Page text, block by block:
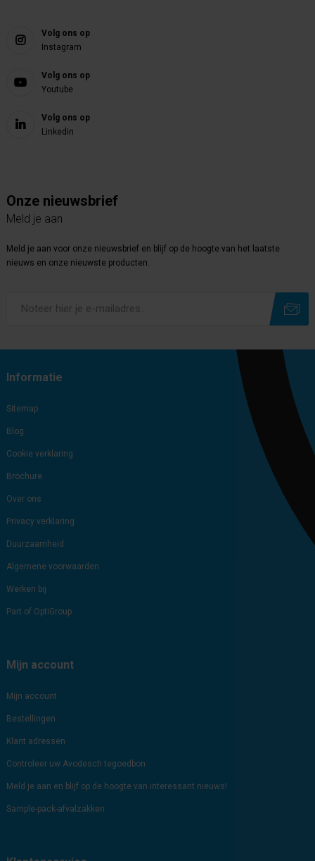
Volg ons op
Instagram
Volg ons op
Youtube
Volg ons op
Linkedin
Onze nieuwsbrief
Meld je aan
Meld je aan voor onze nieuwsbrief en blijf op de hoogte van het laatste
nieuws en onze nieuwste producten.
Informatie
Sitemap
Blog
Cookie verklaring
Brochure
Over ons
Privacy verklaring
Duurzaamheid
Algemene voorwaarden
Werken bij
Part of OptiGroup
Mijn account
Mijn account
Bestellingen
Klant adressen
Controleer uw Avodesch tegoedbon
Meld je aan en blijf op de hoogte van interessant nieuws!
Sample-pack-afvalzakken